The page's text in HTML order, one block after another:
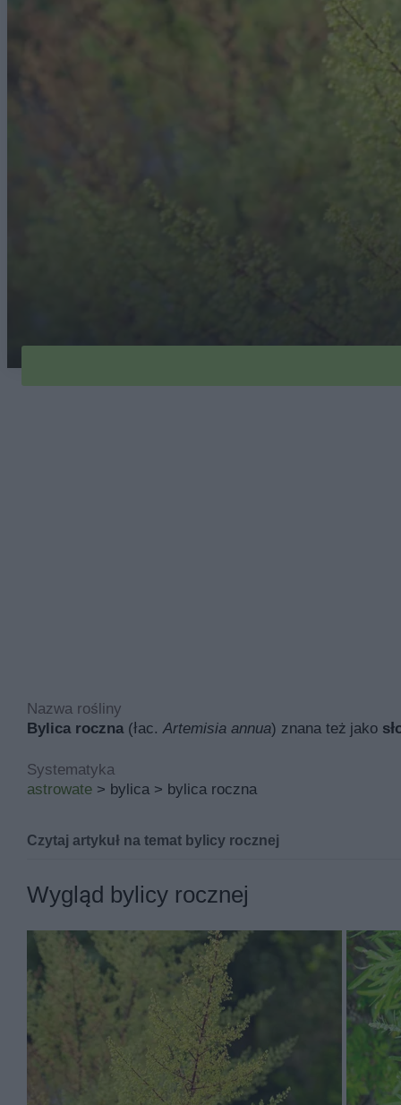
Nazwa rośliny
Bylica roczna(łac.Artemisia annua) znana też jako
Systematyka
astrowate > bylica > bylica roczna
Czytaj artykuł na temat bylicy rocznej
Bylica roczna - informacje,
Bylica roczna, tak jak i mozga trzcinowata, to roślina,
jej temat, wiedzieć, jak wygląda oraz jakie ma
jest dostępna.
Jeśli szukasz więcej porad i informacji, sprawdź także
Bylica roczna - skąd pochodzi i czym
Wygląd bylicy rocznej